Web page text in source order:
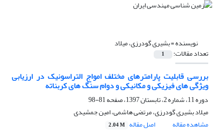
نویسنده =بشیری گودرزی، میلاد
تعداد مقالات: 1
بررسی قابلیت پارامترهای مختلف امواج التراسونیک در ارزیابی
ویژگی های فیزیکی و مکانیکی و دوام سنگ های کربناته
دوره 11، شماره 2، تابستان 1397، صفحه
81-98
میلاد بشیری گودرزی، مرتضی هاشمی، امین جمشیدی
مشاهده مقاله
اصل مقاله 2.04 M